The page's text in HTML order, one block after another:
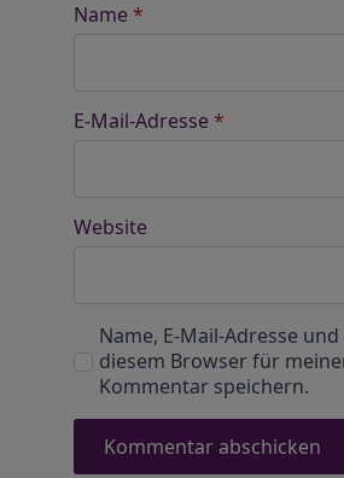
Name *
E-Mail-Adresse *
Website
Name, E-Mail-Adresse
diesem Browser für
Kommentar speichern.